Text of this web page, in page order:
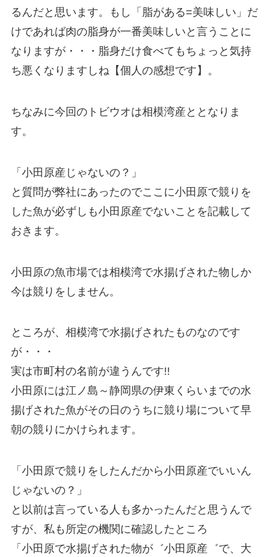
るんだと思います。もし「脂がある=美味しい」だ
けであれば肉の脂身が一番美味しいと言うことに
なりますが・・・脂身だけ食べてもちょっと気持
ち悪くなりますしね【個人の感想です】。
ちなみに今回のトビウオは相模湾産ととなりま
す。
「小田原産じゃないの？」
と質問が弊社にあったのでここに小田原で競りを
した魚が必ずしも小田原産でないことを記載して
おきます。
小田原の魚市場では相模湾で水揚げされた物しか
今は競りをしません。
ところが、相模湾で水揚げされたものなのです
が・・・
実は市町村の名前が違うんです!!
小田原には江ノ島～静岡県の伊東くらいまでの水
揚げされた魚がその日のうちに競り場について早
朝の競りにかけられます。
「小田原で競りをしたんだから小田原産でいいん
じゃないの？」
と以前は言っている人も多かったんだと思うんで
すが、私も所定の機関に確認したところ
「小田原で水揚げされた物が゛小田原産゛で、大